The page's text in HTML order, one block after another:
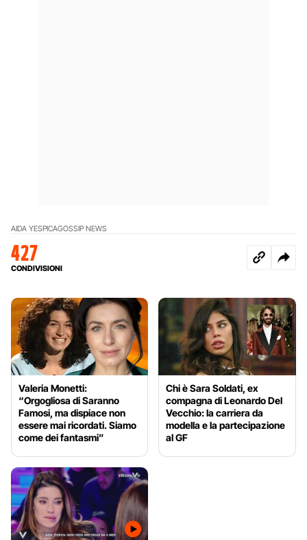
AIDA YESPICAGOSSIP NEWS
427
CONDIVISIONI
Valeria Monetti:
“Orgogliosa di Saranno
Famosi, ma dispiace non
essere mai ricordati. Siamo
come dei fantasmi”
Chi è Sara Soldati, ex
compagna di Leonardo Del
Vecchio: la carriera da
modella e la partecipazione
al GF